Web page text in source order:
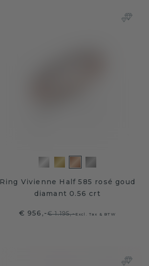
Ring Vivienne Half 585 rosé goud
diamant 0.56 crt
€ 956,-€ 1.195,-Excl. Tax & BTW